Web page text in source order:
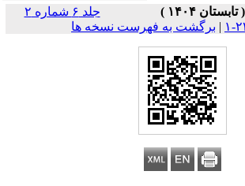
جلد ۶ شماره ۲
| برگشت به فهرست نسخه ها